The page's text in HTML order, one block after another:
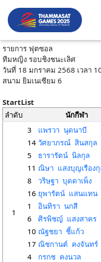
รายการ ฟุตซอล
ทีมหญิง รอบชิงชนะเลิศ
วันที่ 18 มกราคม 2568 เวลา
สนาม ยิมเนเซียม 6
StartList
ลำดับ
นักกีฬา
1
3
แพรวา นุดนาบี
14 วัศยาภรณ์ สินสกุล
5
ธารารัตน์ นิลกุล
11 ณิษา แสงบุญเรืองกุ
8
วริษฐา บุดดาเพ็ง
16 ยุพารัตน์ แสนแทน
1
อินทิรา นกสี
6
ศิรพิชญ์ แสงสาคร
10 ณัฐชยา ชี้แก้ว
17 ณิชกานต์ คงจันทร์
4
กรกช คงนวล